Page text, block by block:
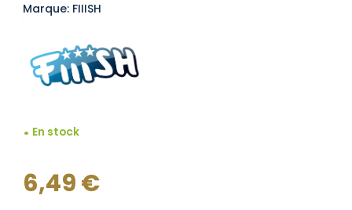
Marque: FIIISH
En stock
6,49€